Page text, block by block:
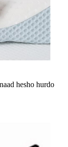
hesho hurdo